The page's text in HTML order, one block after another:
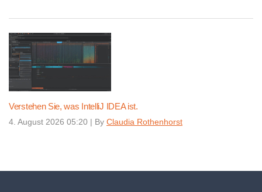
Verstehen Sie, was IntelliJ IDEA ist.
4. August 2026 05:20 | By Claudia Rothenhorst